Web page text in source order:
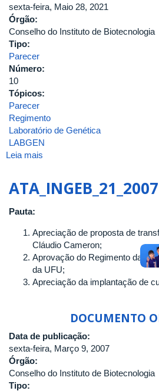
sexta-feira, Maio 28, 2021
Órgão:
Conselho do Instituto de Biotecnologia
Tipo:
Parecer
Número:
10
Tópicos:
Parecer
Regimento
Laboratório de Genética
LABGEN
Leia mais
o Regimento
de
Genética
(LABGEN)
-
Campus
Umuarama
ATA_INGEB_21_2007
Pauta:
Apreciação de proposta de
Cláudio Cameron;
Aprovação do Regimento da
da UFU;
Apreciação da implantação de
DOCUMENTO
Data de publicação:
sexta-feira, Março 9, 2007
Órgão:
Conselho do Instituto de Biotecnologia
Tipo: